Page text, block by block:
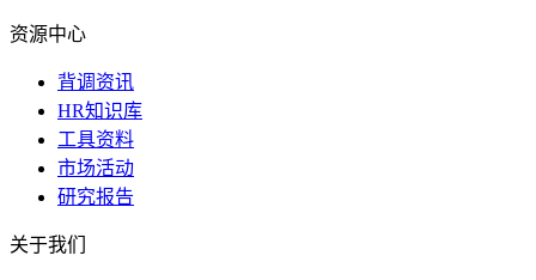
资源中心
背调资讯
HR知识库
工具资料
市场活动
研究报告
关于我们